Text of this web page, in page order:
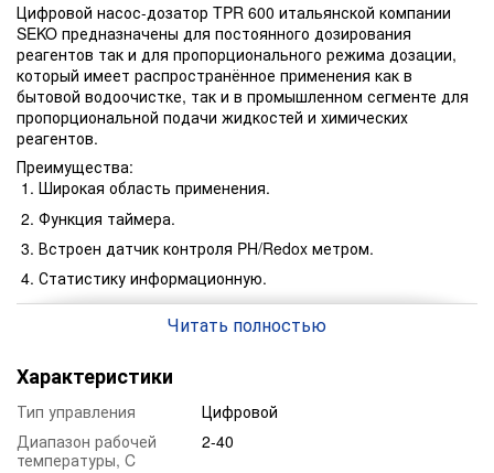
Цифровой насос-дозатор TPR 600 итальянской компании
SEKO предназначены для постоянного дозирования
реагентов так и для пропорционального режима дозации,
который имеет распространённое применения как в
бытовой водоочистке, так и в промышленном сегменте для
пропорциональной подачи жидкостей и химических
реагентов.
Преимущества:
Широкая область применения.
Функция таймера.
Встроен датчик контроля PH/Redox метром.
Статистику информационную.
Как постоянное дозирование, так и пропорциональное.
Отличная управляемость.
Точность дозирования.
Стабильность.
Надёжность.
Читать полностью
Характеристики
Тип управления
Цифровой
Диапазон рабочей
температуры, C
2-40